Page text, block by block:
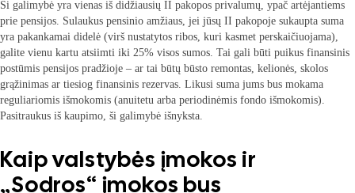
Ši galimybė yra vienas iš didžiausių II pakopos privalumų, ypač artėjantiems
prie pensijos. Sulaukus pensinio amžiaus, jei jūsų II pakopoje sukaupta suma
yra pakankamai didelė (virš nustatytos ribos, kuri kasmet perskaičiuojama),
galite vienu kartu atsiimti iki 25% visos sumos. Tai gali būti puikus finansinis
postūmis pensijos pradžioje – ar tai būtų būsto remontas, kelionės, skolos
grąžinimas ar tiesiog finansinis rezervas. Likusi suma jums bus mokama
reguliariomis išmokomis (anuitetu arba periodinėmis fondo išmokomis).
Pasitraukus iš kaupimo, ši galimybė išnyksta.
Kaip valstybės įmokos ir
„Sodros“ įmokos bus